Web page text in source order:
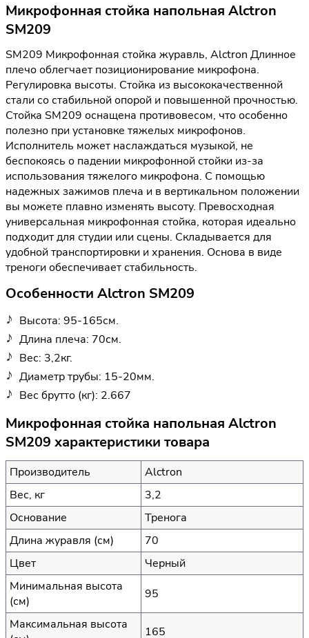
Микрофонная стойка напольная Alctron
SM209
SM209 Микрофонная стойка журавль, Alctron Длинное
плечо облегчает позиционирование микрофона.
Регулировка высоты. Стойка из высококачественной
стали со стабильной опорой и повышенной прочностью.
Стойка SM209 оснащена противовесом, что особенно
полезно при установке тяжелых микрофонов.
Исполнитель может наслаждаться музыкой, не
беспокоясь о падении микрофонной стойки из-за
использования тяжелого микрофона. С помощью
надежных зажимов плеча и в вертикальном положении
вы можете плавно изменять высоту. Превосходная
универсальная микрофонная стойка, которая идеально
подходит для студии или сцены. Складывается для
удобной транспортировки и хранения. Основа в виде
треноги обеспечивает стабильность.
Особенности Alctron SM209
Высота: 95-165см.
Длина плеча: 70см.
Вес: 3,2кг.
Диаметр трубы: 15-20мм.
Вес брутто (кг): 2.667
Микрофонная стойка напольная Alctron
SM209 характеристики товара
Производитель
Alctron
Вес, кг
3,2
Основание
Тренога
Длина журавля (см)
70
Цвет
Черный
Минимальная высота
(см)
95
Максимальная высота
165